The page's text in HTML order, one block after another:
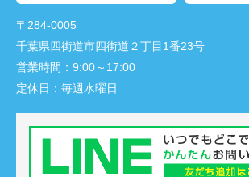
〒284-0005
千葉県四街道市四街道２丁目1番23号
営業時間： 9:00～17:00
定休日： 毎週水曜日